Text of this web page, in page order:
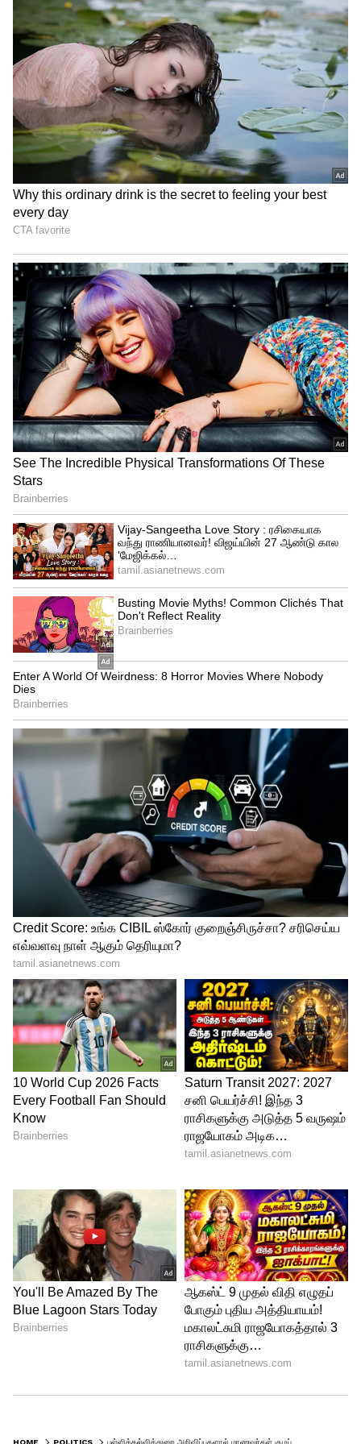
ஆனால் அதே வேளை தனியாக தண்ணீர்
புட்டிகள் கொண்டு வரக்கூடாது என்ற
முரணான அறிவிப்பும் இதில் உள்ளது. இந்த
மாணவர்கள் எல்லோரும் கிட்டத்தட்ட
இரண்டரை வருடத்திற்கு மேல் பள்ளிக்கு
இருந்ததை பள்ளி கல்வித்துறை
உணர்கிறதா என தெரியவில்லை. 32,674
மாணவர்கள் நேற்று பிளஸ் 2 இறுதி
தேர்வில் பங்கேற்கவில்லை என்பதிலிருந்து
இதை புரிந்து கொள்ளலாம். இரண்டு
ஆட்சிகளிலும் குழப்பமே உன் பெயர்தான்
பள்ளிக்கல்வித்துறையா என்ற கேள்வி
மக்களிடத்தில் எழுகிறது. இனியேனும்
குழப்பங்கள் இல்லாது தெளிவாக மற்ற
துறைகளின் ஒருங்கிணைப்போடு
பள்ளிக்கல்வித்துறை அறிவிப்புகளை
வெளியிட வேண்டும் என்று
தெரிவிக்கப்பட்டுள்ளது.
HOME POLITICS